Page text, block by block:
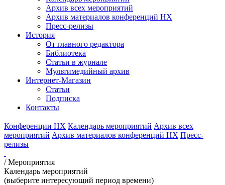
Архив всех мероприятий
Архив материалов конференций НХ
Пресс-релизы
История
От главного редактора
Библиотека
Статьи в журнале
Мультимедийный архив
Интернет-Магазин
Статьи
Подписка
Контакты
Конференции НХ Календарь мероприятий Архив всех
мероприятий Архив материалов конференций НХ Пресс-
релизы
/Мероприятия
Календарь мероприятий
(выберите интересующий период времени)